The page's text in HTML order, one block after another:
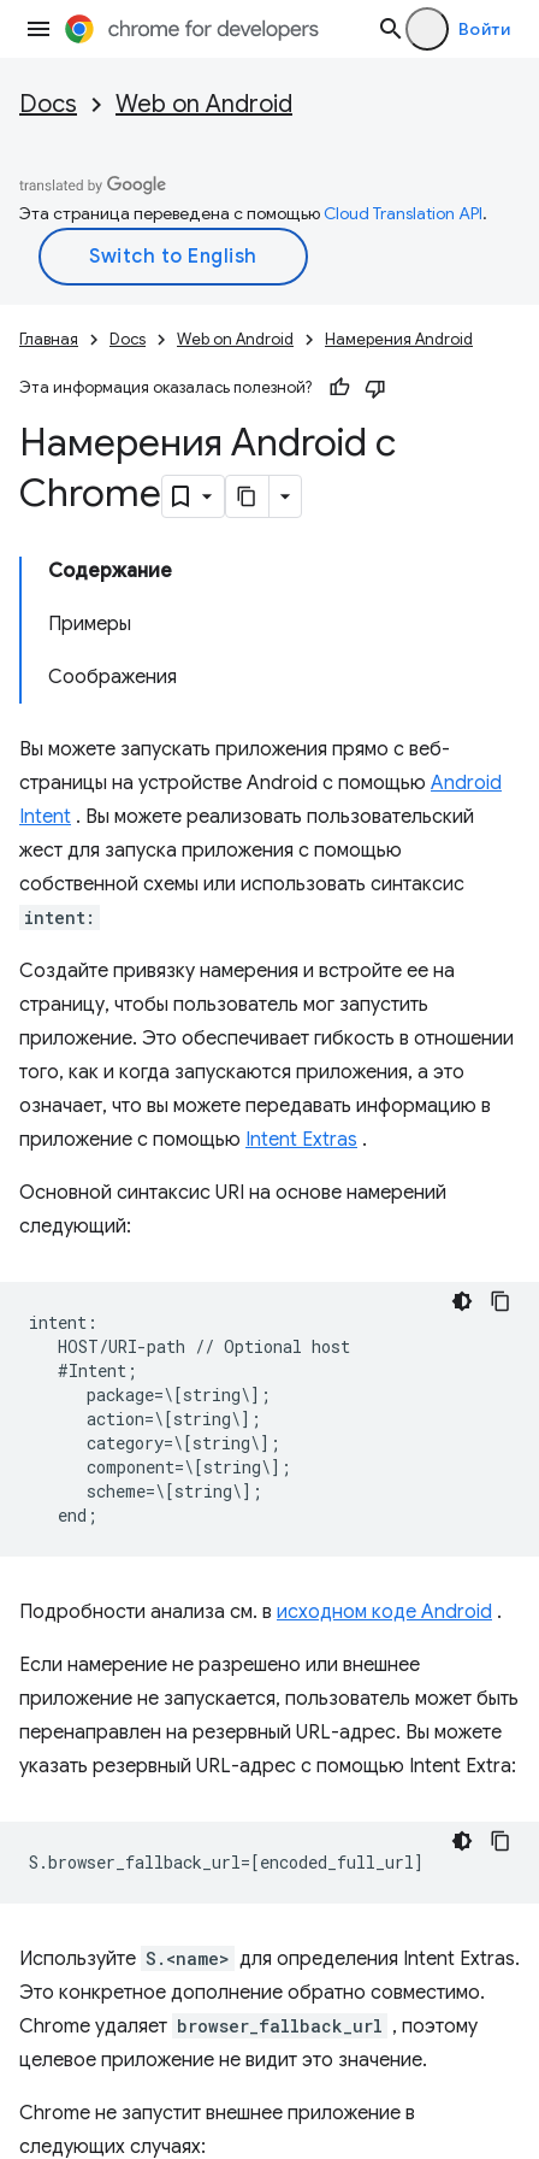
Войти
Docs Web on Android
Эта страница переведена с помощьюCloud Translation API.
Главная Docs Web on Android Намерения Android
Эта информация оказалась полезной?
Намерения Android с
Chrome
Содержание
Примеры
Соображения
Вы можете запускать приложения прямо с веб-
страницы на устройстве Android с помощью Android
Intent . Вы можете реализовать пользовательский
жест для запуска приложения с помощью
собственной схемы или использовать синтаксис
intent:
Создайте привязку намерения и встройте ее на
страницу, чтобы пользователь мог запустить
приложение. Это обеспечивает гибкость в отношении
того, как и когда запускаются приложения, а это
означает, что вы можете передавать информацию в
приложение с помощью Intent Extras .
Основной синтаксис URI на основе намерений
следующий:
intent:
   HOST/URI-path // Optional host
   #Intent;
      package=\[string\];
      action=\[string\];
      category=\[string\];
      component=\[string\];
      scheme=\[string\];
Подробности анализа см. в исходном коде Android .
Если намерение не разрешено или внешнее
приложение не запускается, пользователь может быть
перенаправлен на резервный URL-адрес. Вы можете
указать резервный URL-адрес с помощью Intent Extra:
Используйте S.<name> для определения Intent Extras.
Это конкретное дополнение обратно совместимо.
Chrome удаляет browser_fallback_url , поэтому
целевое приложение не видит это значение.
Chrome не запустит внешнее приложение в
следующих случаях: